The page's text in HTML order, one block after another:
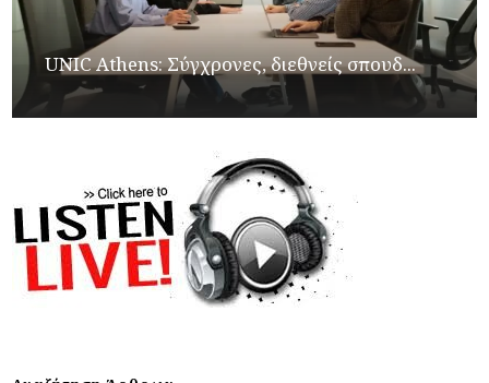
UNIC Athens: Σύγχρονες, διεθνείς σπουδ...